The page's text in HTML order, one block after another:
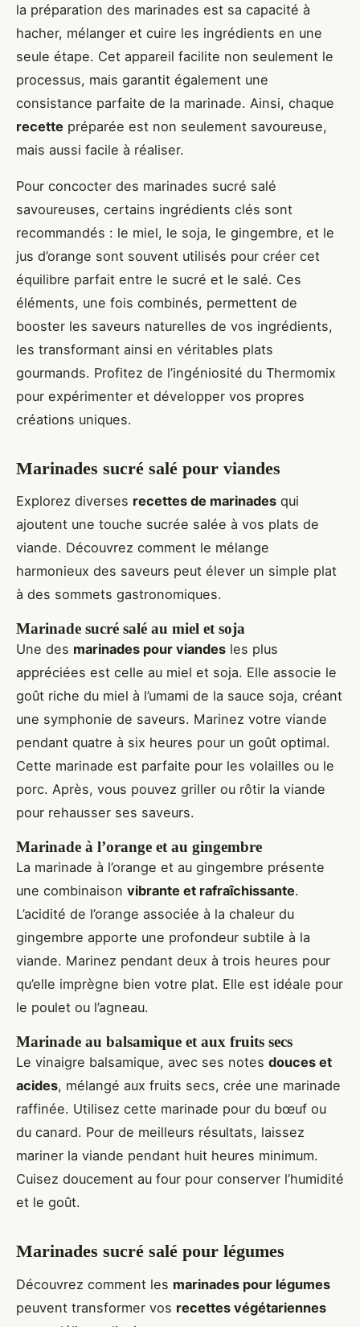
la préparation des marinades est sa capacité à
hacher, mélanger et cuire les ingrédients en une
seule étape. Cet appareil facilite non seulement le
processus, mais garantit également une
consistance parfaite de la marinade. Ainsi, chaque
recette préparée est non seulement savoureuse,
mais aussi facile à réaliser.
Pour concocter des marinades sucré salé
savoureuses, certains ingrédients clés sont
recommandés : le miel, le soja, le gingembre, et le
jus d’orange sont souvent utilisés pour créer cet
équilibre parfait entre le sucré et le salé. Ces
éléments, une fois combinés, permettent de
booster les saveurs naturelles de vos ingrédients,
les transformant ainsi en véritables plats
gourmands. Profitez de l’ingéniosité du Thermomix
pour expérimenter et développer vos propres
créations uniques.
Marinades sucré salé pour viandes
Explorez diverses recettes de marinades qui
ajoutent une touche sucrée salée à vos plats de
viande. Découvrez comment le mélange
harmonieux des saveurs peut élever un simple plat
à des sommets gastronomiques.
Marinade sucré salé au miel et soja
Une des marinades pour viandes les plus
appréciées est celle au miel et soja. Elle associe le
goût riche du miel à l’umami de la sauce soja, créant
une symphonie de saveurs. Marinez votre viande
pendant quatre à six heures pour un goût optimal.
Cette marinade est parfaite pour les volailles ou le
porc. Après, vous pouvez griller ou rôtir la viande
pour rehausser ses saveurs.
Marinade à l’orange et au gingembre
La marinade à l’orange et au gingembre présente
une combinaison vibrante et rafraîchissante.
L’acidité de l’orange associée à la chaleur du
gingembre apporte une profondeur subtile à la
viande. Marinez pendant deux à trois heures pour
qu’elle imprègne bien votre plat. Elle est idéale pour
le poulet ou l’agneau.
Marinade au balsamique et aux fruits secs
Le vinaigre balsamique, avec ses notes douces et
acides, mélangé aux fruits secs, crée une marinade
raffinée. Utilisez cette marinade pour du bœuf ou
du canard. Pour de meilleurs résultats, laissez
mariner la viande pendant huit heures minimum.
Cuisez doucement au four pour conserver l’humidité
et le goût.
Marinades sucré salé pour légumes
Découvrez comment les marinades pour légumes
peuvent transformer vos recettes végétariennes